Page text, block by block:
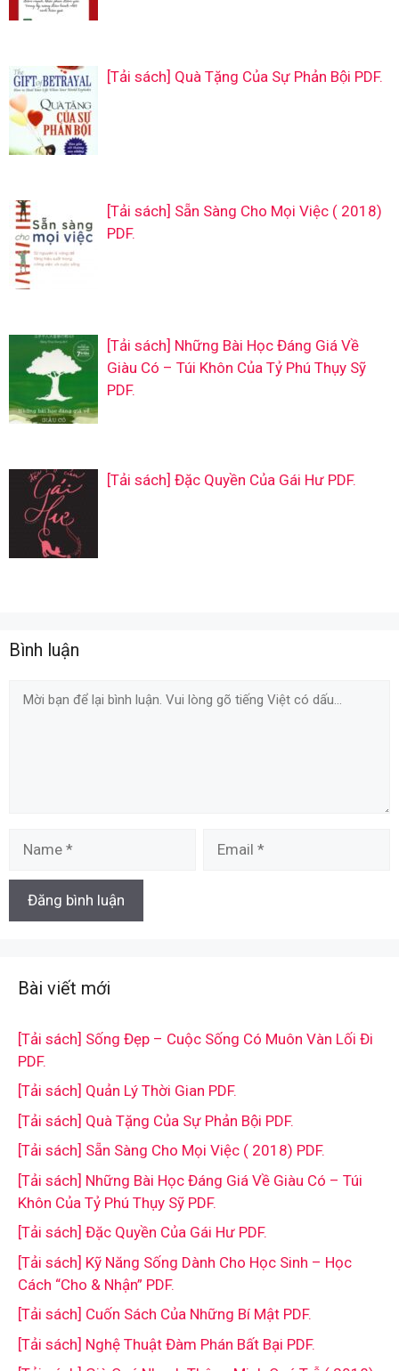
[Tải sách] Quà Tặng Của Sự Phản Bội PDF.
[Tải sách] Sẵn Sàng Cho Mọi Việc ( 2018)
PDF.
[Tải sách] Những Bài Học Đáng Giá Về
Giàu Có – Túi Khôn Của Tỷ Phú Thụy Sỹ
PDF.
[Tải sách] Đặc Quyền Của Gái Hư PDF.
Bình luận
Comment
Bài viết mới
[Tải sách] Sống Đẹp – Cuộc Sống Có Muôn Vàn Lối Đi
PDF.
[Tải sách] Quản Lý Thời Gian PDF.
[Tải sách] Quà Tặng Của Sự Phản Bội PDF.
[Tải sách] Sẵn Sàng Cho Mọi Việc ( 2018) PDF.
[Tải sách] Những Bài Học Đáng Giá Về Giàu Có – Túi
Khôn Của Tỷ Phú Thụy Sỹ PDF.
[Tải sách] Đặc Quyền Của Gái Hư PDF.
[Tải sách] Kỹ Năng Sống Dành Cho Học Sinh – Học
Cách “Cho & Nhận” PDF.
[Tải sách] Cuốn Sách Của Những Bí Mật PDF.
[Tải sách] Nghệ Thuật Đàm Phán Bất Bại PDF.